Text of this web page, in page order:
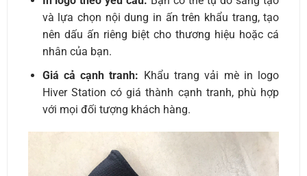
và lựa chọn nội dung in ấn trên khẩu trang, tạo
nên dấu ấn riêng biệt cho thương hiệu hoặc cá
nhân của bạn.
Giá cả cạnh tranh: Khẩu trang vải mè in logo
Hiver Station có giá thành cạnh tranh, phù hợp
với mọi đối tượng khách hàng.